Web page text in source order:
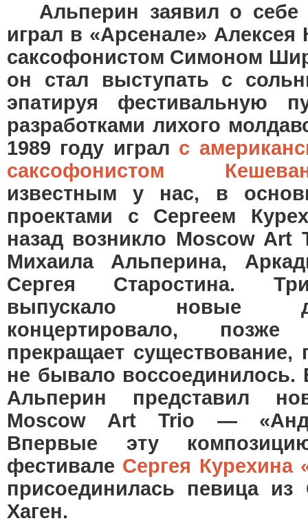
Альперин заявил о себе
играл в «Арсенале» Алексея
саксофонистом Симоном
он стал выступать с
эпатируя фестивальную
разработками лихого
1989 году играл с
саксофонистом
известным у нас, в
проектами с Сергеем
назад возникло Moscow Art
Михаила Альперина,
Сергея Старостина.
выпускало новые
концертировало,
прекращает
не бывало воссоединилось.
Альперин представил
Moscow Art Trio —
Впервые эту
фестивале Сергея Курехина
присоединилась певица
Хаген.